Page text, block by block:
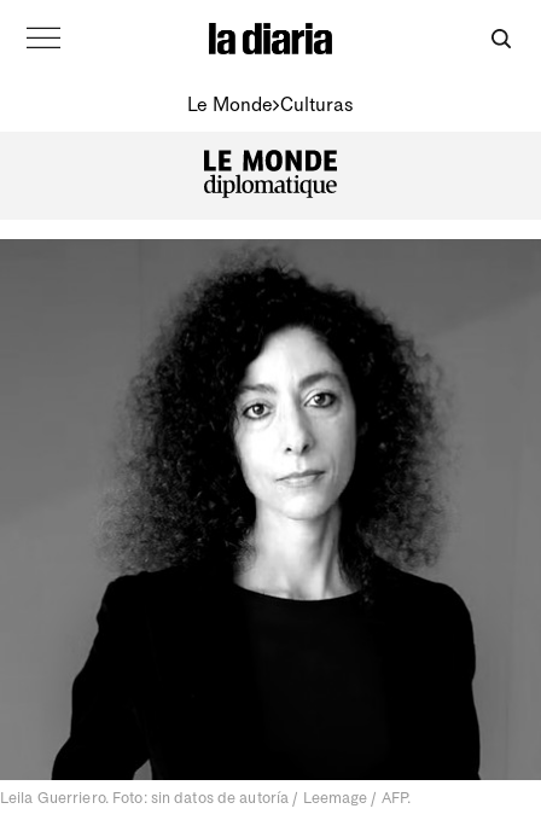
Le Monde Culturas
Leila Guerriero. Foto: sin datos de autoría / Leemage / AFP.